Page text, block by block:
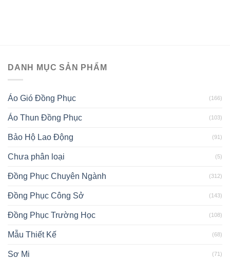
DANH MỤC SẢN PHẨM
Áo Gió Đồng Phục (166)
Áo Thun Đồng Phục (103)
Bảo Hộ Lao Động (91)
Chưa phân loại (5)
Đồng Phục Chuyên Ngành (312)
Đồng Phục Công Sở (143)
Đồng Phục Trường Học (108)
Mẫu Thiết Kế (68)
Sơ Mi (71)